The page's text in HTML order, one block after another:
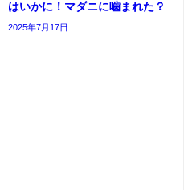
はいかに！マダニに噛まれた？
2025年7月17日